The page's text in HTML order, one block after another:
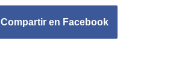
Compartir en Facebook